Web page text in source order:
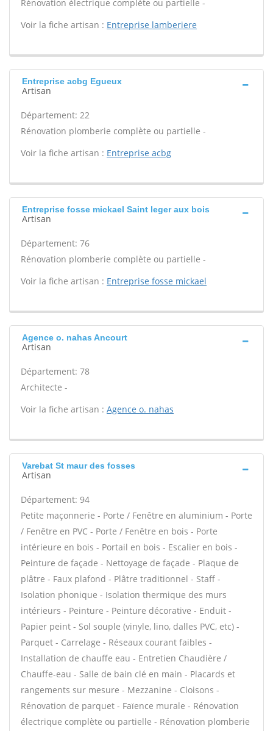
Rénovation électrique complète ou partielle -
Voir la fiche artisan : Entreprise lamberiere
Entreprise acbg Egueux
Artisan
Département: 22
Rénovation plomberie complète ou partielle -
Voir la fiche artisan : Entreprise acbg
Entreprise fosse mickael Saint leger aux bois
Artisan
Département: 76
Rénovation plomberie complète ou partielle -
Voir la fiche artisan : Entreprise fosse mickael
Agence o. nahas Ancourt
Artisan
Département: 78
Architecte -
Voir la fiche artisan : Agence o. nahas
Varebat St maur des fosses
Artisan
Département: 94
Petite maçonnerie - Porte / Fenêtre en aluminium - Porte
/ Fenêtre en PVC - Porte / Fenêtre en bois - Porte
intérieure en bois - Portail en bois - Escalier en bois -
Peinture de façade - Nettoyage de façade - Plaque de
plâtre - Faux plafond - Plâtre traditionnel - Staff -
Isolation phonique - Isolation thermique des murs
intérieurs - Peinture - Peinture décorative - Enduit -
Papier peint - Sol souple (vinyle, lino, dalles PVC, etc) -
Parquet - Carrelage - Réseaux courant faibles -
Installation de chauffe eau - Entretien Chaudière /
Chauffe-eau - Salle de bain clé en main - Placards et
rangements sur mesure - Mezzanine - Cloisons -
Rénovation de parquet - Faïence murale - Rénovation
électrique complète ou partielle - Rénovation plomberie